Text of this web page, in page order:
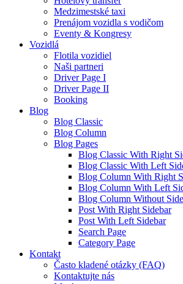
Medzimestské taxi
Prenájom vozidla s vodičom
Eventy & Kongresy
Vozidlá
Flotila vozidiel
Naši partneri
Driver Page I
Driver Page II
Booking
Blog
Blog Classic
Blog Column
Blog Pages
Blog Classic With Right
Blog Classic With Left
Blog Column With Right
Blog Column With Left
Blog Column Without
Post With Right Sidebar
Post With Left Sidebar
Search Page
Category Page
Kontakt
Často kladené otázky (FAQ)
Kontaktujte nás